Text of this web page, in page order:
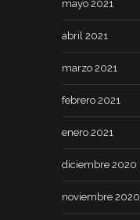
mayo 2021
abril 2021
marzo 2021
febrero 2021
enero 2021
diciembre 2020
noviembre 2020